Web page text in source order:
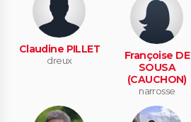
Claudine PILLET
dreux
Françoise DE
SOUSA
(CAUCHON)
narrosse